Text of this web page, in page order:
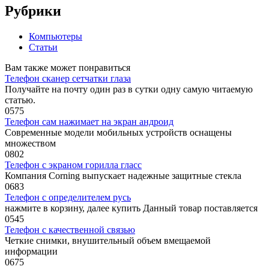
Рубрики
Компьютеры
Статьи
Вам также может понравиться
Телефон сканер сетчатки глаза
Получайте на почту один раз в сутки одну самую читаемую
статью.
0575
Телефон сам нажимает на экран андроид
Современные модели мобильных устройств оснащены
множеством
0802
Телефон с экраном горилла гласс
Компания Corning выпускает надежные защитные стекла
0683
Телефон с определителем русь
нажмите в корзину, далее купить Данный товар поставляется
0545
Телефон с качественной связью
Четкие снимки, внушительный объем вмещаемой
информации
0675